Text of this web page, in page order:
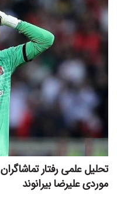
تحلیل علمی رفتار
موردی علیرضا بیرانوند